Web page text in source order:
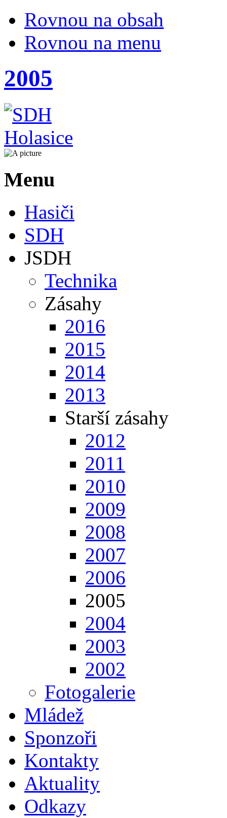
Rovnou na obsah
Rovnou na menu
2005
Menu
Hasiči
SDH
JSDH
Technika
Zásahy
2016
2015
2014
2013
Starší zásahy
2012
2011
2010
2009
2008
2007
2006
2005
2004
2003
2002
Fotogalerie
Mládež
Sponzoři
Kontakty
Aktuality
Odkazy